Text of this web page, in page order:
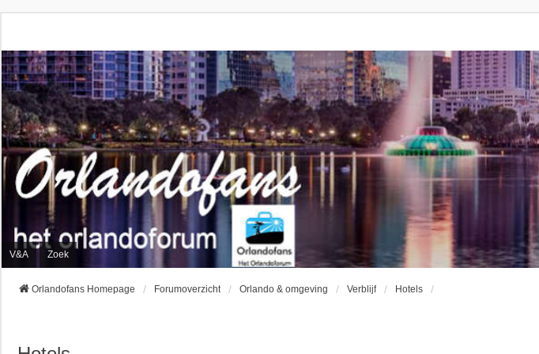
V&A Zoek
Orlandofans Homepage Forumoverzicht Orlando & omgeving Verblijf Hotels